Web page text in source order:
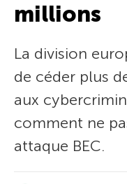
millions
La division
de céder plus
aux
comment ne
attaque BEC.